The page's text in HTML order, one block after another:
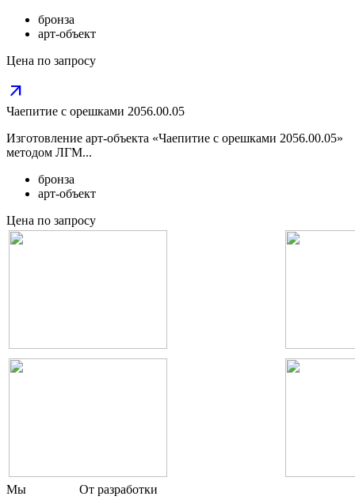
бронза
арт-объект
Цена по запросу
arrow_outward
Чаепитие с орешками 2056.00.05
Изготовление арт-объекта «Чаепитие с орешками 2056.00.05»
методом ЛГМ...
бронза
арт-объект
Цена по запросу
От разработки
Мы